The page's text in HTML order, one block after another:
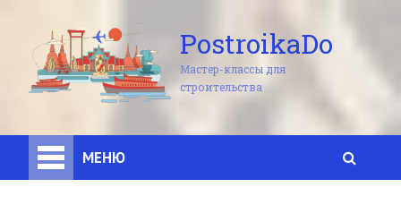
PostroikaDo
Мастер-классы для
строительства
МЕНЮ